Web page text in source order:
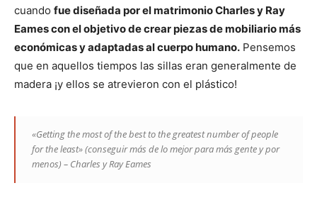
cuando fue diseñada por el matrimonio Charles y Ray
Eames con el objetivo de crear piezas de mobiliario más
económicas y adaptadas al cuerpo humano. Pensemos
que en aquellos tiempos las sillas eran generalmente de
madera ¡y ellos se atrevieron con el plástico!
«Getting the most of the best to the greatest number of people
for the least» (conseguir más de lo mejor para más gente y por
menos) – Charles y Ray Eames